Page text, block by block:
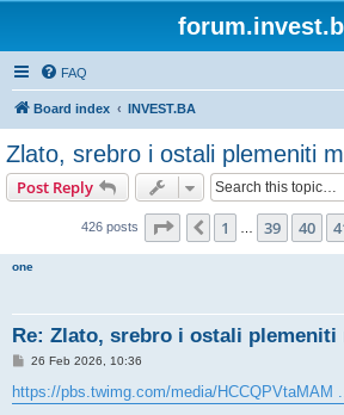
FAQ
Board index INVEST.BA
Zlato, srebro i ostali plemeniti
Post Reply
426 posts Page 42 of 43
Previous
1 39 40
one
Re: Zlato, srebro i ostali plemeniti
P
s
t
26 Feb 2026, 10:36
https://pbs.twimg.com/media/HCCQPVtaMAM